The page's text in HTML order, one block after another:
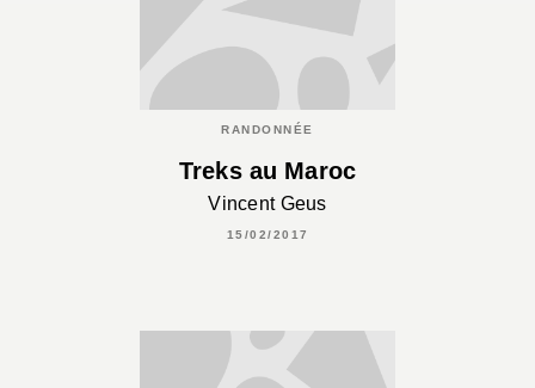
RANDONNÉE
Treks au Maroc
Vincent Geus
15/02/2017